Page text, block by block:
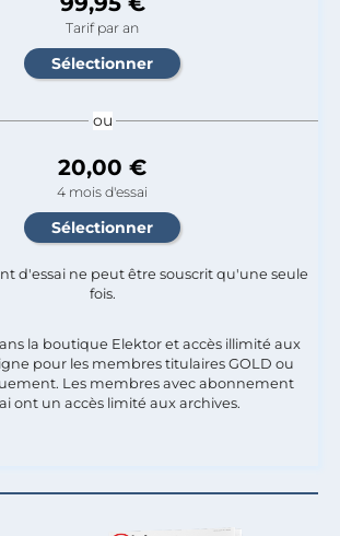
Tarif par an
ou
20,00 €
4 mois d'essai
d'essai ne peut être souscrit qu'une seule
fois.​
la boutique Elektor et accès illimité aux
pour les membres titulaires GOLD ou
Les membres avec abonnement
ont un accès limité aux archives.